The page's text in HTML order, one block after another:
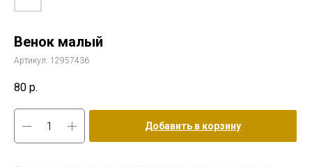
Венок малый
Артикул: 12957436
80 р.
Добавить в корзину